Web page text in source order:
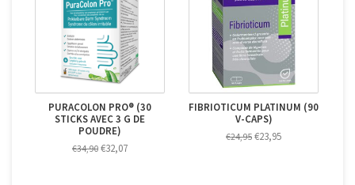
PURACOLON PRO® (30
STICKS AVEC 3 G DE
POUDRE)
€34,90 €32,07
FIBRIOTICUM PLATINUM (90
V-CAPS)
€24,95 €23,95